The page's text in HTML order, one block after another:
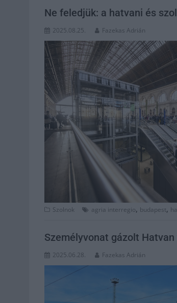
Ne feledjük: a hatvani és
2025.08.25. Fazekas Adrián
Szolnok agria interregio, budapest,
Személyvonat gázolt
2025.06.28. Fazekas Adrián